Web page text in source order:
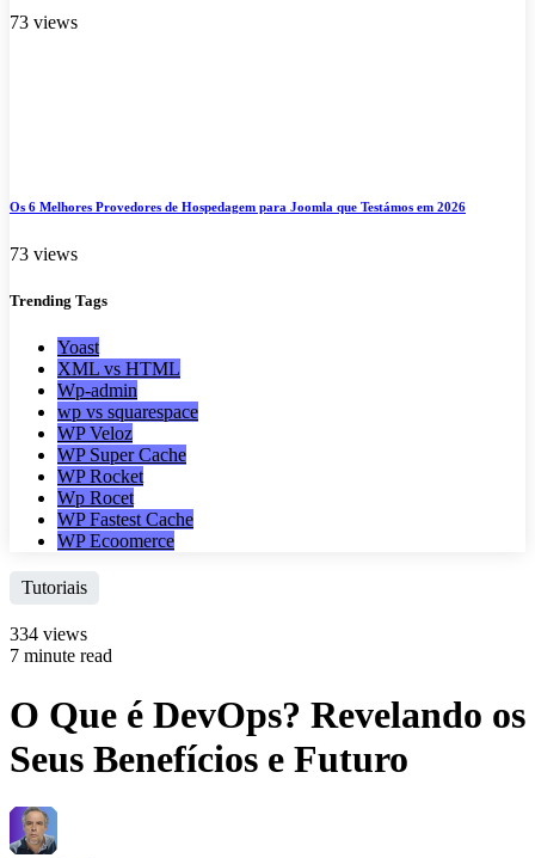
73 views
Os 6 Melhores Provedores de Hospedagem para Joomla que Testámos em 2026
73 views
Trending Tags
Yoast
XML vs HTML
Wp-admin
wp vs squarespace
WP Veloz
WP Super Cache
WP Rocket
Wp Rocet
WP Fastest Cache
WP Ecoomerce
Tutoriais
334 views
7 minute read
O Que é DevOps? Revelando os
Seus Benefícios e Futuro